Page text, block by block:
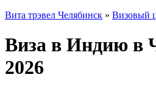
Вита трэвел Челябинск » Визовый
Виза в Индию в
2026